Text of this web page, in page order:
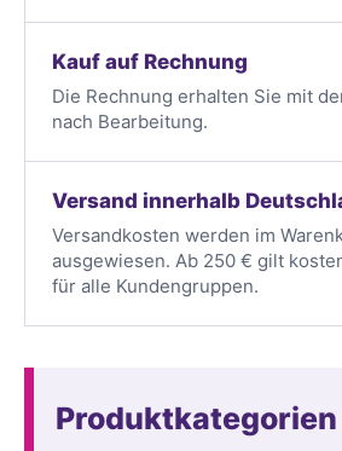
Kauf auf Rechnung
Die Rechnung erhalten Sie mit
nach Bearbeitung.
Versand innerhalb
Versandkosten werden im
ausgewiesen. Ab 250 € gilt
für alle Kundengruppen.
Produktkategorien